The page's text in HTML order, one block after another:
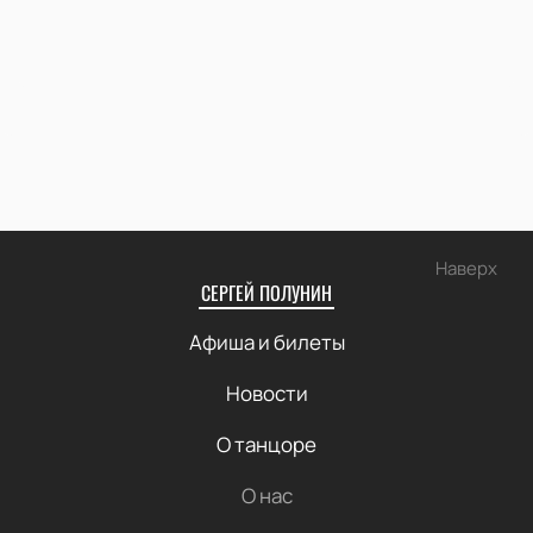
Наверх
СЕРГЕЙ ПОЛУНИН
Афиша и билеты
Новости
О танцоре
О нас